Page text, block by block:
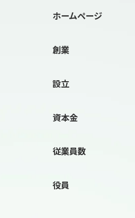
ホームページ
創業
設立
資本金
従業員数
役員